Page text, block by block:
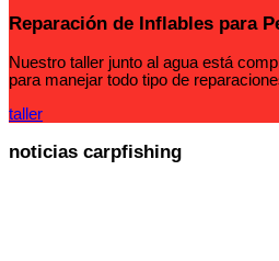
Reparación de Inflables para
Nuestro taller junto al agua está
para manejar todo tipo de
taller
noticias carpfishing